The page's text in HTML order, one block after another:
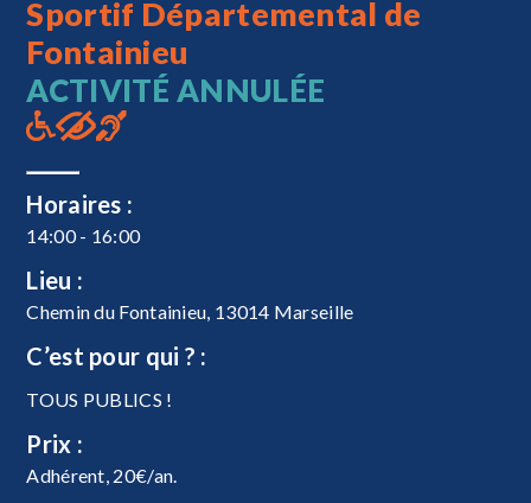
Sportif Départemental de
Fontainieu
ACTIVITÉ ANNULÉE
Horaires :
14:00 - 16:00
Lieu :
Chemin du Fontainieu, 13014 Marseille
C’est pour qui ? :
TOUS PUBLICS !
Prix :
Adhérent, 20€/an.